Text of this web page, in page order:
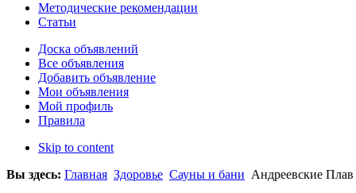
Методические рекомендации
Статьи
Доска объявлений
Все объявления
Добавить объявление
Мои объявления
Мой профиль
Правила
Skip to content
Вы здесь: Главная Здоровье Сауны и бани Андреевские